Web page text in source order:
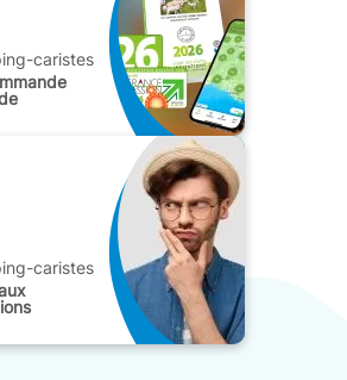
caristes
caristes